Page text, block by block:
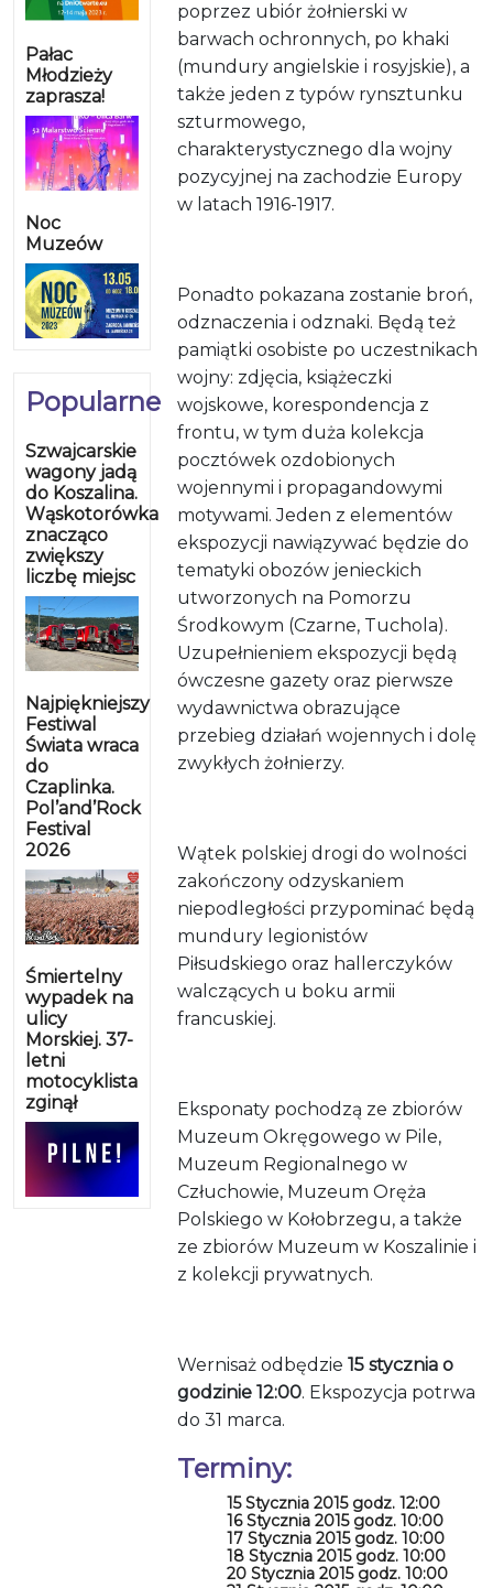
Pałac
Młodzieży
zaprasza!
Noc
Muzeów
Popularne
Szwajcarskie
wagony jadą
do Koszalina.
Wąskotorówka
znacząco
zwiększy
liczbę miejsc
Najpiękniejszy
Festiwal
Świata wraca
do
Czaplinka.
Pol’and’Rock
Festival
2026
Śmiertelny
wypadek na
ulicy
Morskiej. 37-
letni
motocyklista
zginął
poprzez ubiór żołnierski w
barwach ochronnych, po khaki
(mundury angielskie i rosyjskie), a
także jeden z typów rynsztunku
szturmowego,
charakterystycznego dla wojny
pozycyjnej na zachodzie Europy
w latach 1916-1917.
Ponadto pokazana zostanie broń,
odznaczenia i odznaki. Będą też
pamiątki osobiste po uczestnikach
wojny: zdjęcia, książeczki
wojskowe, korespondencja z
frontu, w tym duża kolekcja
pocztówek ozdobionych
wojennymi i propagandowymi
motywami. Jeden z elementów
ekspozycji nawiązywać będzie do
tematyki obozów jenieckich
utworzonych na Pomorzu
Środkowym (Czarne, Tuchola).
Uzupełnieniem ekspozycji będą
ówczesne gazety oraz pierwsze
wydawnictwa obrazujące
przebieg działań wojennych i dolę
zwykłych żołnierzy.
Wątek polskiej drogi do wolności
zakończony odzyskaniem
niepodległości przypominać będą
mundury legionistów
Piłsudskiego oraz hallerczyków
walczących u boku armii
francuskiej.
Eksponaty pochodzą ze zbiorów
Muzeum Okręgowego w Pile,
Muzeum Regionalnego w
Człuchowie, Muzeum Oręża
Polskiego w Kołobrzegu, a także
ze zbiorów Muzeum w Koszalinie i
z kolekcji prywatnych.
Wernisaż odbędzie15 stycznia o
godzinie 12:00. Ekspozycja potrwa
do 31 marca.
Terminy:
15 Stycznia 2015 godz. 12:00
16 Stycznia 2015 godz. 10:00
17 Stycznia 2015 godz. 10:00
18 Stycznia 2015 godz. 10:00
20 Stycznia 2015 godz. 10:00